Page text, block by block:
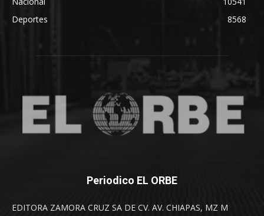
Deportes
8568
Periodico EL ORBE
EDITORA ZAMORA CRUZ SA DE CV. AV. CHIAPAS, MZ M